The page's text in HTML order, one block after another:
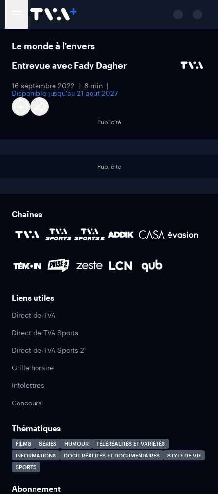
Le monde à l'envers
Entrevue avec Fady Dagher
16 septembre 2022
8 min
Disponible jusqu'au 21 août 2027
Publicité
Publicité
Chaînes
Liens utiles
Direct de TVA
Direct de TVA Sports
Direct de TVA Sports 2
Grille horaire
Infolettres
Concours
Thématiques
FILMS SÉRIES HUMOUR
TÉLÉRÉALITÉS ET VARIÉTÉS
INFORMATIONS
DOCU-RÉALITÉS ET DOCUMENTAIRES
STYLE DE VIE
SPORTS
Abonnement